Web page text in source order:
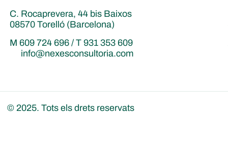
C. Rocaprevera, 44 bis Baixos
08570 Torelló (Barcelona)
M 609 724 696 / T 931 353 609
info@nexesconsultoria.com
© 2025. Tots els drets reservats